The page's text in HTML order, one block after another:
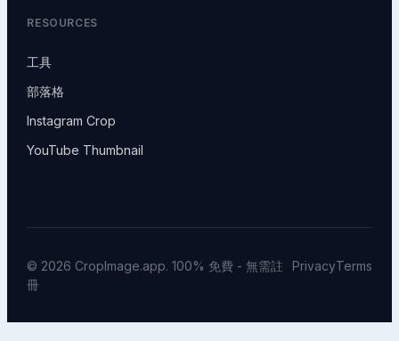
RESOURCES
工具
部落格
Instagram Crop
YouTube Thumbnail
© 2026 CropImage.app. 100% 免費 - 無需註
冊
PrivacyTerms